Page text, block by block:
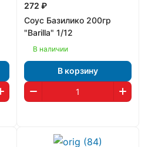
272 ₽
Соус Базилико 200гр
"Barilla" 1/12
В наличии
В корзину